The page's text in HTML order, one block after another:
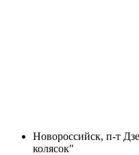
Новороссийск, п-т
колясок"